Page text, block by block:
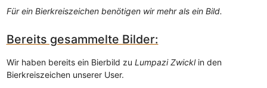
Für ein Bierkreiszeichen benötigen wir mehr als ein Bild.
Bereits gesammelte Bilder:
Wir haben bereits ein Bierbild zu Lumpazi Zwicklin den
Bierkreiszeichen unserer User.